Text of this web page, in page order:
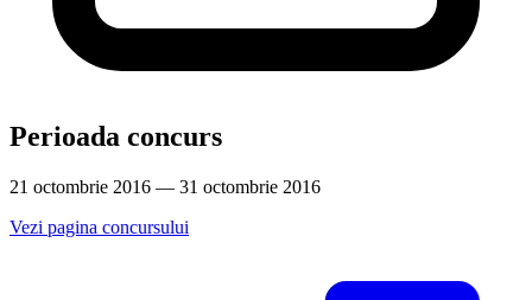
Perioada concurs
21 octombrie 2016 — 31 octombrie 2016
Vezi pagina concursului